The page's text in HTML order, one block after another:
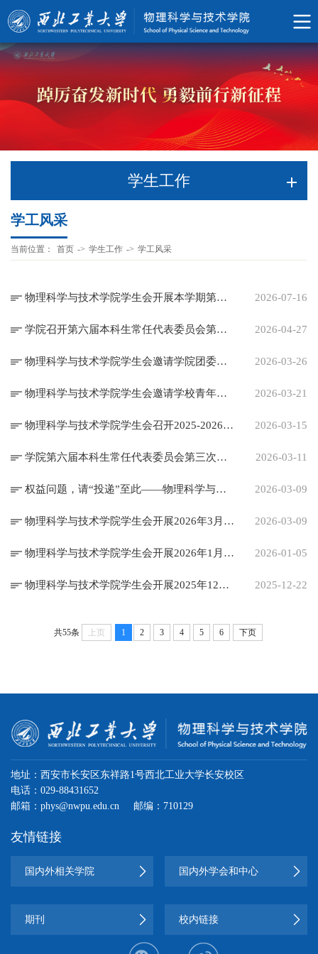
学生工作
学工风采
当前位置： 首页 -> 学生工作 -> 学工风采
物理科学与技术学院学生会开展本学期第二次集体学习 2026-07-16
学院召开第六届本科生常任代表委员会第四次全体会议暨学生会主席团成员、部门负责人述职评议会 2026-04-27
物理科学与技术学院学生会邀请学院团委书记王显清老师为本科生作心理健康主题讲座 2026-03-26
物理科学与技术学院学生会邀请学校青年宣讲团讲师唐子皓向学院本科生宣讲 2026-03-21
物理科学与技术学院学生会召开2025-2026学年第二次全体会议暨技能培训会 2026-03-15
学院第六届本科生常任代表委员会第三次全体会议暨学院学生会主席团成员、部门负责人述职评议会顺利召开 2026-03-11
权益问题，请“投递”至此——物理科学与技术学院专属权益反馈通道宣传 2026-03-09
物理科学与技术学院学生会开展2026年3月第1次集体学习 2026-03-09
物理科学与技术学院学生会开展2026年1月集体学习 2026-01-05
物理科学与技术学院学生会开展2025年12月集体学习 2025-12-22
共55条 上页 1 2 3 4 5 6 下页
地址：西安市长安区东祥路1号西北工业大学长安校区
电话：029-88431652
邮箱：phys@nwpu.edu.cn
邮编：710129
友情链接
国内外相关学院 国内外学会和中心
期刊 校内链接